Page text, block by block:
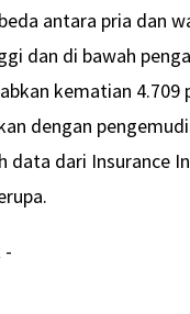
antara pria dan
dan di bawah
kematian 4.709
dengan
data dari Insurance
-